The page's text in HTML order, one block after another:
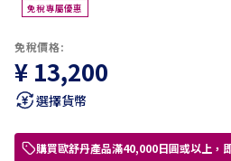
免稅專屬優惠
免稅價格:
¥ 13,200
選擇貨幣
購買歐舒丹產品滿40,000日圓或以上，